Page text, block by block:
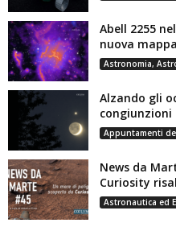
Abell 2255
nuova
Astronomia,
Alzando gli
congiunzioni
Appuntamenti
News da
Curiosity
Astronautica ed